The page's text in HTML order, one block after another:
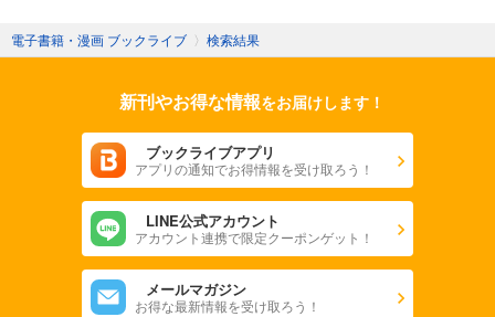
電子書籍・漫画 ブックライブ 〉 検索結果
新刊やお得な情報をお届けします！
ブックライブアプリ
アプリの通知でお得情報を受け取ろう！
LINE公式アカウント
アカウント連携で限定クーポンゲット！
メールマガジン
お得な最新情報を受け取ろう！